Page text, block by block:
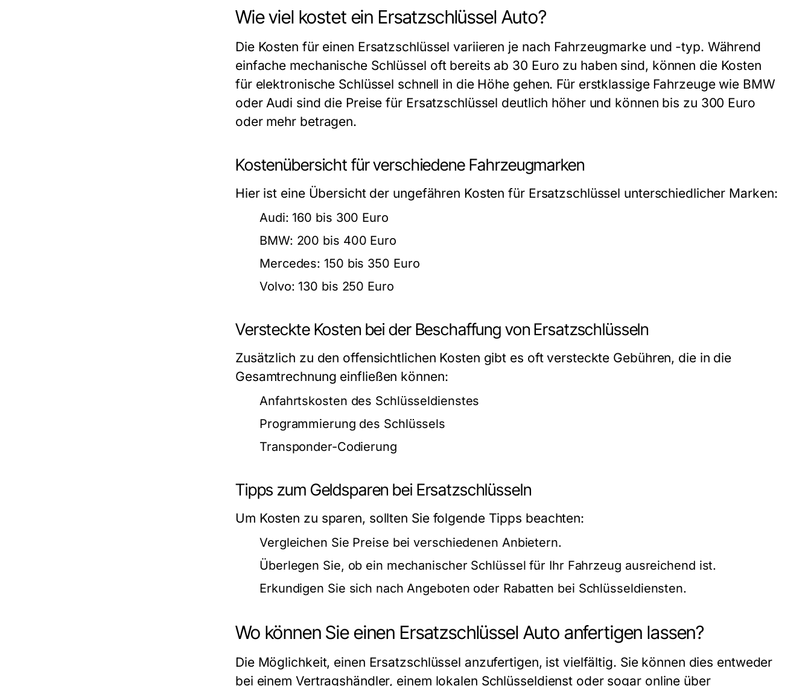
Wie viel kostet ein Ersatzschlüssel Auto?
Die Kosten für einen Ersatzschlüssel variieren je nach Fahrzeugmarke und -typ. Während
einfache mechanische Schlüssel oft bereits ab 30 Euro zu haben sind, können die Kosten
für elektronische Schlüssel schnell in die Höhe gehen. Für erstklassige Fahrzeuge wie BMW
oder Audi sind die Preise für Ersatzschlüssel deutlich höher und können bis zu 300 Euro
oder mehr betragen.
Kostenübersicht für verschiedene Fahrzeugmarken
Hier ist eine Übersicht der ungefähren Kosten für Ersatzschlüssel unterschiedlicher Marken:
Audi: 160 bis 300 Euro
BMW: 200 bis 400 Euro
Mercedes: 150 bis 350 Euro
Volvo: 130 bis 250 Euro
Versteckte Kosten bei der Beschaffung von Ersatzschlüsseln
Zusätzlich zu den offensichtlichen Kosten gibt es oft versteckte Gebühren, die in die
Gesamtrechnung einfließen können:
Anfahrtskosten des Schlüsseldienstes
Programmierung des Schlüssels
Transponder-Codierung
Tipps zum Geldsparen bei Ersatzschlüsseln
Um Kosten zu sparen, sollten Sie folgende Tipps beachten:
Vergleichen Sie Preise bei verschiedenen Anbietern.
Überlegen Sie, ob ein mechanischer Schlüssel für Ihr Fahrzeug ausreichend ist.
Erkundigen Sie sich nach Angeboten oder Rabatten bei Schlüsseldiensten.
Wo können Sie einen Ersatzschlüssel Auto anfertigen lassen?
Die Möglichkeit, einen Ersatzschlüssel anzufertigen, ist vielfältig. Sie können dies entweder
bei einem Vertragshändler, einem lokalen Schlüsseldienst oder sogar online über